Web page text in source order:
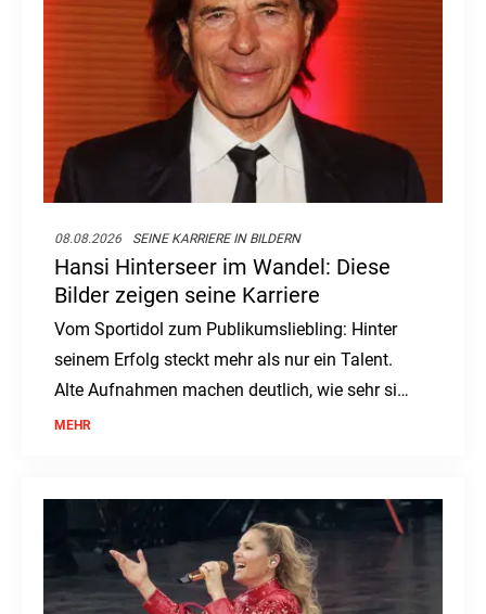
08.08.2026 SEINE KARRIERE IN BILDERN
Hansi Hinterseer im Wandel: Diese
Bilder zeigen seine Karriere
Vom Sportidol zum Publikumsliebling: Hinter
seinem Erfolg steckt mehr als nur ein Talent.
Alte Aufnahmen machen deutlich, wie sehr sich
sein Weg verändert hat.
MEHR